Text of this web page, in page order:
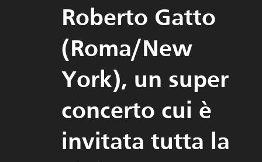
Roberto Gatto
(Roma/New
York), un super
concerto cui è
invitata tutta la